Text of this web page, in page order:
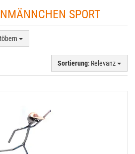
SPORT
Sortierung: Relevanz